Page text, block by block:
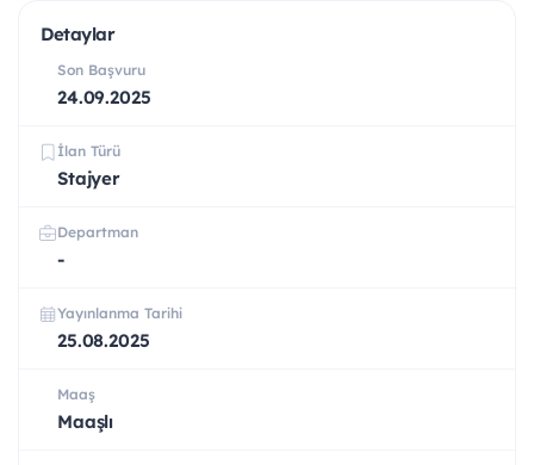
Detaylar
Son Başvuru
24.09.2025
İlan Türü
Stajyer
Departman
-
Yayınlanma Tarihi
25.08.2025
Maaş
Maaşlı